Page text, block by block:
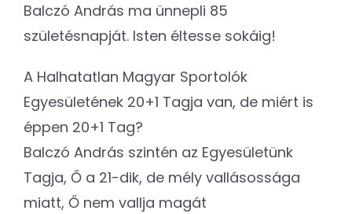
Balczó András ma ünnepli 85
születésnapját. Isten éltesse sokáig!
A Halhatatlan Magyar Sportolók
Egyesületének 20+1 Tagja van, de miért is
éppen 20+1 Tag?
Balczó András szintén az Egyesületünk
Tagja, Ő a 21-dik, de mély vallásossága
miatt, Ő nem vallja magát